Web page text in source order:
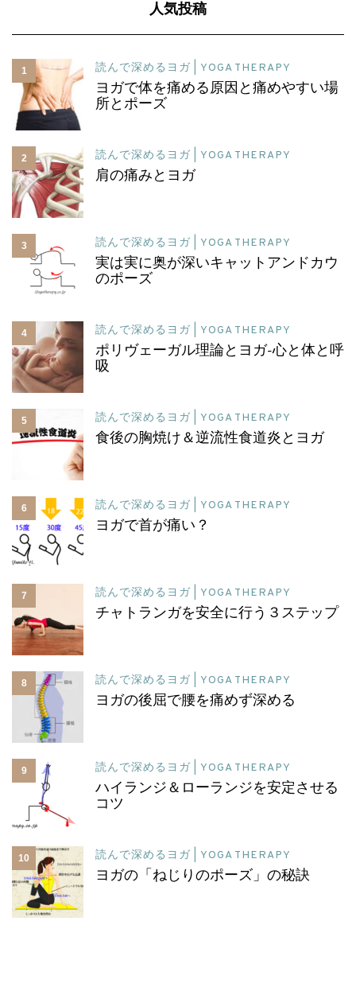
人気投稿
1 読んで深めるヨガ | YOGA THERAPY
ヨガで体を痛める原因と痛めやすい場
所とポーズ
2 読んで深めるヨガ | YOGA THERAPY
肩の痛みとヨガ
3 読んで深めるヨガ | YOGA THERAPY
実は実に奥が深いキャットアンドカウ
のポーズ
4 読んで深めるヨガ | YOGA THERAPY
ポリヴェーガル理論とヨガ-心と体と呼
吸
5 読んで深めるヨガ | YOGA THERAPY
食後の胸焼け＆逆流性食道炎とヨガ
6 読んで深めるヨガ | YOGA THERAPY
ヨガで首が痛い？
7 読んで深めるヨガ | YOGA THERAPY
チャトランガを安全に行う３ステップ
8 読んで深めるヨガ | YOGA THERAPY
ヨガの後屈で腰を痛めず深める
9 読んで深めるヨガ | YOGA THERAPY
ハイランジ＆ローランジを安定させる
コツ
10 読んで深めるヨガ | YOGA THERAPY
ヨガの「ねじりのポーズ」の秘訣